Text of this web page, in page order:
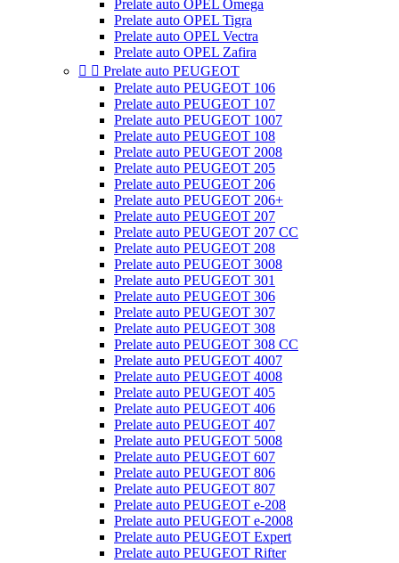
Prelate auto OPEL Omega
Prelate auto OPEL Tigra
Prelate auto OPEL Vectra
Prelate auto OPEL Zafira
  Prelate auto PEUGEOT
Prelate auto PEUGEOT 106
Prelate auto PEUGEOT 107
Prelate auto PEUGEOT 1007
Prelate auto PEUGEOT 108
Prelate auto PEUGEOT 2008
Prelate auto PEUGEOT 205
Prelate auto PEUGEOT 206
Prelate auto PEUGEOT 206+
Prelate auto PEUGEOT 207
Prelate auto PEUGEOT 207 CC
Prelate auto PEUGEOT 208
Prelate auto PEUGEOT 3008
Prelate auto PEUGEOT 301
Prelate auto PEUGEOT 306
Prelate auto PEUGEOT 307
Prelate auto PEUGEOT 308
Prelate auto PEUGEOT 308 CC
Prelate auto PEUGEOT 4007
Prelate auto PEUGEOT 4008
Prelate auto PEUGEOT 405
Prelate auto PEUGEOT 406
Prelate auto PEUGEOT 407
Prelate auto PEUGEOT 5008
Prelate auto PEUGEOT 607
Prelate auto PEUGEOT 806
Prelate auto PEUGEOT 807
Prelate auto PEUGEOT e-208
Prelate auto PEUGEOT e-2008
Prelate auto PEUGEOT Expert
Prelate auto PEUGEOT Rifter